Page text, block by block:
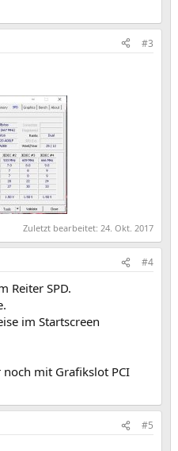
#3
Zuletzt bearbeitet: 24. Okt. 2017
#4
Reiter SPD.
im Startscreen
mit Grafikslot PCI
#5